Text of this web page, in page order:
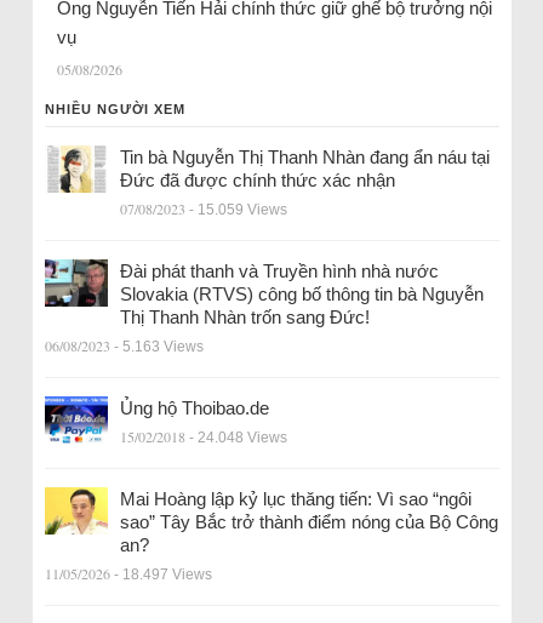
Ông Nguyễn Tiến Hải chính thức giữ ghế bộ trưởng nội
vụ
05/08/2026
NHIỀU NGƯỜI XEM
Tin bà Nguyễn Thị Thanh Nhàn đang ẩn náu tại
Đức đã được chính thức xác nhận
07/08/2023 - 15.059 Views
Đài phát thanh và Truyền hình nhà nước
Slovakia (RTVS) công bố thông tin bà Nguyễn
Thị Thanh Nhàn trốn sang Đức!
06/08/2023 - 5.163 Views
Ủng hộ Thoibao.de
15/02/2018 - 24.048 Views
Mai Hoàng lập kỷ lục thăng tiến: Vì sao “ngôi
sao” Tây Bắc trở thành điểm nóng của Bộ Công
an?
11/05/2026 - 18.497 Views